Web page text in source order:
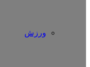
ورزش